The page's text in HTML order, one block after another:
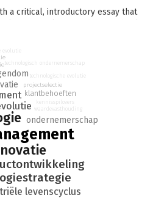
a critical, introductory essay that
20 original essays by leading
key contribution to the field
important debates and theoretical
headings
with an essay by the Editor
issues for research
a handbook for academics as well as
in technology and innovation
levenscyclus
ondernemerschap
klantbehoeften
projectselectie
kennisspilovers
evolutie
technologisch ondernemerschap
waardevasthouding
technologische evolutie